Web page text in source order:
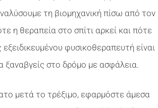
τη βιομηχανική πίσω από τον
η θεραπεία στο σπίτι αρκεί και πότε
φυσικοθεραπευτή είναι
ξαναβγείς στο δρόμο με ασφάλεια.
μετά το τρέξιμο, εφαρμόστε άμεσα